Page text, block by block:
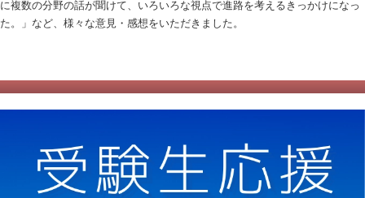
に複数の分野の話が聞けて、いろいろな視点で進路を考えるきっかけになっ
た。」など、様々な意見・感想をいただきました。